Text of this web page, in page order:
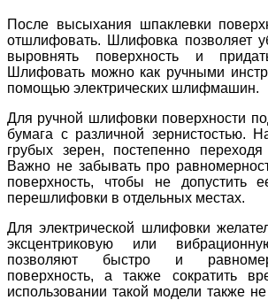
После высыхания шпаклевки
отшлифовать. Шлифовка позволяет
выровнять поверхность и
Шлифовать можно как ручными
помощью электрических шлифмашин.
Для ручной шлифовки поверхности
бумага с различной зернистостью.
грубых зерен, постепенно
Важно не забывать про
поверхность, чтобы не допустить
перешлифовки в отдельных местах.
Для электрической шлифовки
эксцентриковую или
позволяют быстро и
поверхность, а также сократить
использовании такой модели также